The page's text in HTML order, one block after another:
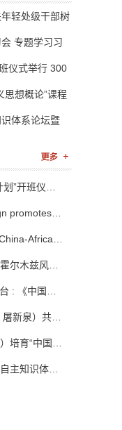
轻处级干部树
专题学习习
质量发展的重
仪式举行 300
思想概论”课程
体系论坛暨